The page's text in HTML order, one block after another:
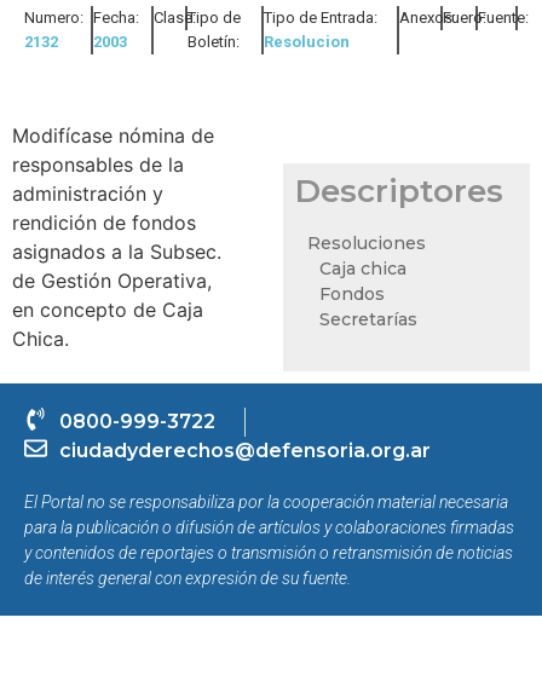
Numero:
2132
Fecha:
2003
Clase:Tipo de
Boletín:
Tipo de Entrada:
Resolucion
Anexos:Fuero:Fuente:
Modifícase nómina de
responsables de la
administración y
rendición de fondos
asignados a la Subsec.
de Gestión Operativa,
en concepto de Caja
Chica.
Descriptores
Resoluciones
Caja chica
Fondos
Secretarías
0800-999-3722
ciudadyderechos@defensoria.org.ar
El Portal no se responsabiliza por la cooperación material necesaria
para la publicación o difusión de artículos y colaboraciones firmadas
y contenidos de reportajes o transmisión o retransmisión de noticias
de interés general con expresión de su fuente.